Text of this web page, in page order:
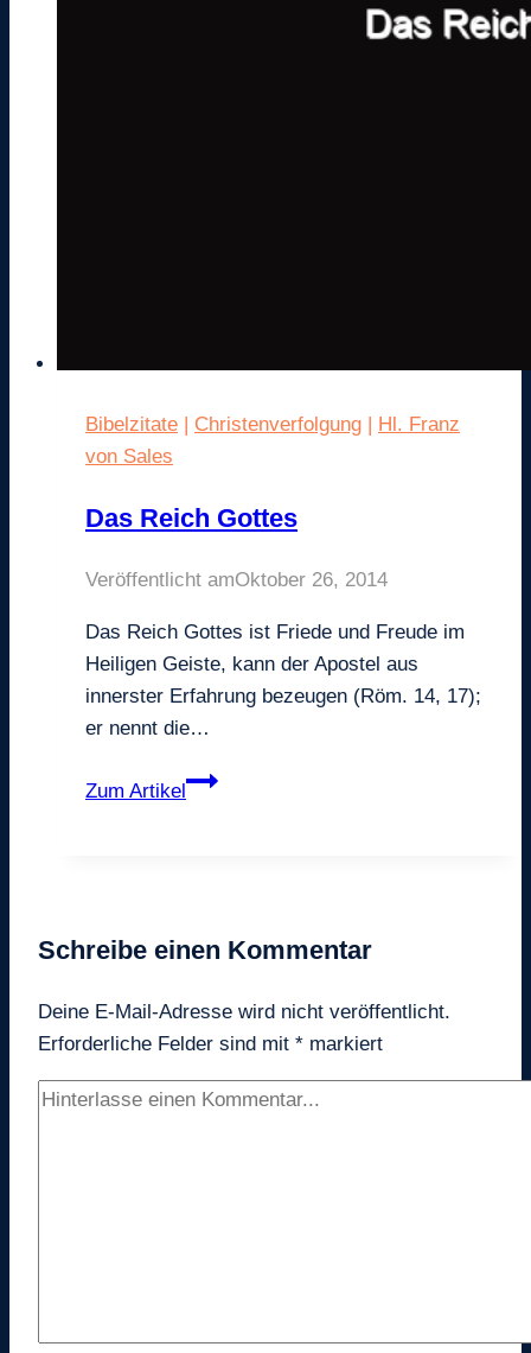
Bibelzitate Christenverfolgung
Hl. Franz
von Sales
Das Reich Gottes
Veröffentlicht amOktober 26, 2014
Das Reich Gottes ist Friede und Freude im
Heiligen Geiste, kann der Apostel aus
innerster Erfahrung bezeugen (Röm. 14, 17);
er nennt die…
Zum Artikel
Das
Schreibe einen Kommentar
Deine E-Mail-Adresse wird nicht veröffentlicht.
Erforderliche Felder sind mit * markiert